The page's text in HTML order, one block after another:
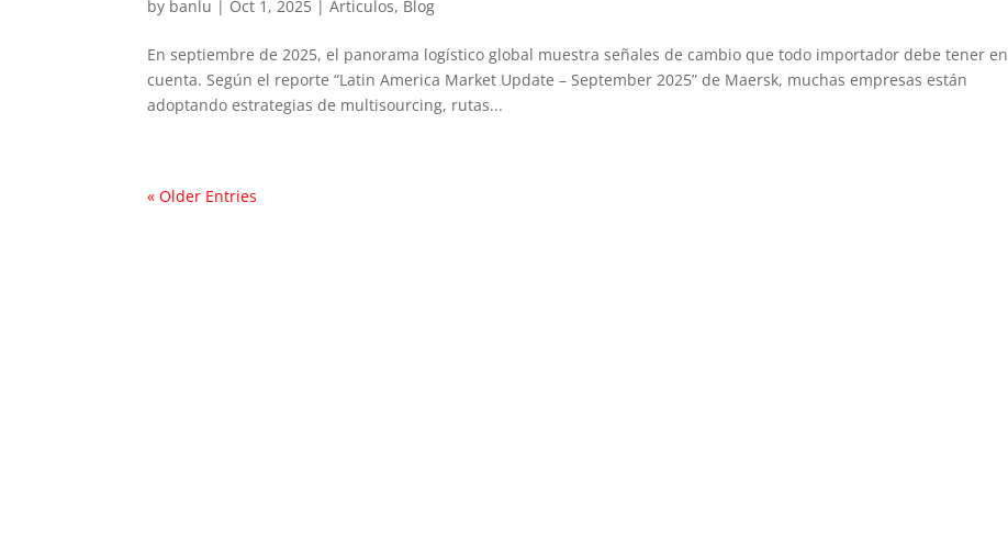
by banlu | Oct 1, 2025 |Articulos, Blog
En septiembre de 2025, el panorama logístico global muestra señales de cambio que todo importador debe tener en
cuenta. Según el reporte “Latin America Market Update – September 2025” de Maersk, muchas empresas están
adoptando estrategias de multisourcing, rutas...
« Older Entries